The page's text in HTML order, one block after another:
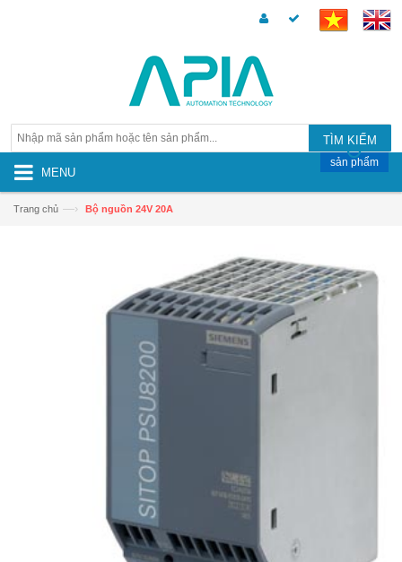
TÌM KIẾM
MENU
sản phẩm
Trang chủ —› Bộ nguồn 24V 20A